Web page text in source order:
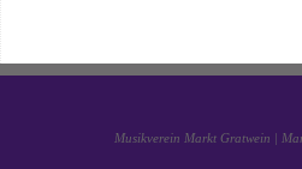
Musikverein Markt Gratwein |